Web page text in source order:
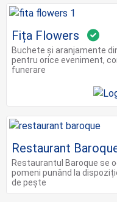
Fița Flowers
Buchete și aranjamente
pentru orice eveniment,
funerare
Restaurant
Restaurantul Baroque se
pomeni punând la
de pește